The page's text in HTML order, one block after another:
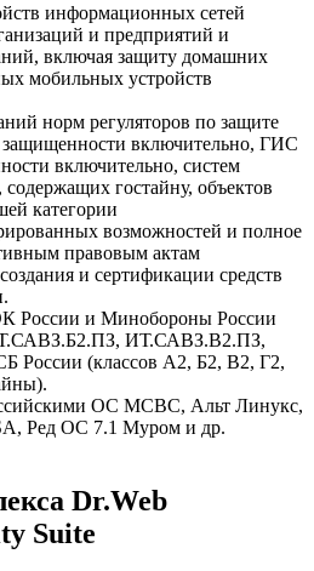
информационных сетей
и предприятий и
включая защиту домашних
мобильных устройств
норм регуляторов по защите
включительно, ГИС
включительно, систем
гостайну, объектов
категории
возможностей и полное
правовым актам
и сертификации средств
России и Минобороны России
ИТ.САВЗ.В2.ПЗ,
(классов А2, Б2, В2, Г2,
ОС МСВС, Альт Линукс,
Ред ОС 7.1 Муром и др.
Dr.Web
Suite